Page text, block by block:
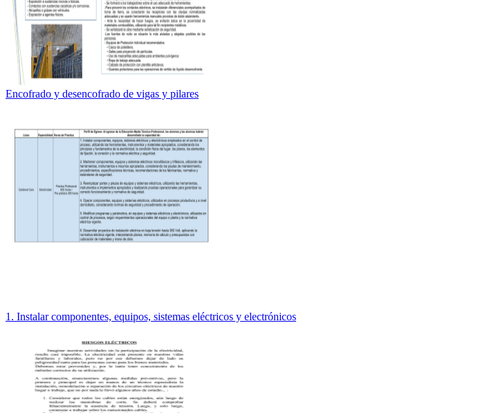
Encofrado y desencofrado de vigas y pilares
1. Instalar componentes, equipos, sistemas eléctricos y electrónicos